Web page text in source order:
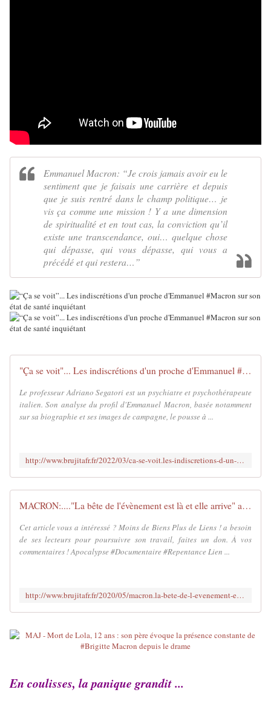
Emmanuel Macron: “Je crois jamais avoir eu le
sentiment que je faisais une carrière et depuis
que je suis rentré dans le champ politique… je
vis ça comme une mission ! Y a une dimension
de spiritualité et en tout cas, la conviction qu’il
existe une transcendance, oui… quelque chose
qui dépasse, qui vous dépasse, qui vous a
précédé et qui restera…”
"Ça se voit"... Les indiscrétions d'un proche d'Emmanuel #Macron sur son état de santé inquiétant - MOINS de BIENS PLUS de LIENS
Le professeur Adriano Segatori est un psychiatre et psychothérapeute
italien. Son analyse du profil d'Emmanuel Macron, basée notamment
sur sa biographie et ses images de campagne, le pousse à ...
http://www.brujitafr.fr/2022/03/ca-se-voit.les-indiscretions-d-un-proche-d-emmanuel-macron-sur-son-etat-de-sante-inquietant.html
MACRON:...."La bête de l'évènement est là et elle arrive" au FT 16.04.20 - MOINS de BIENS PLUS de LIENS
Cet article vous a intéressé ? Moins de Biens Plus de Liens ! a besoin
de ses lecteurs pour poursuivre son travail, faites un don. À vos
commentaires ! Apocalypse #Documentaire #Repentance Lien ...
http://www.brujitafr.fr/2020/05/macron.la-bete-de-l-evenement-est-la-et-elle-arrive-au-ft-16.04.20.html
En coulisses, la panique grandit ...